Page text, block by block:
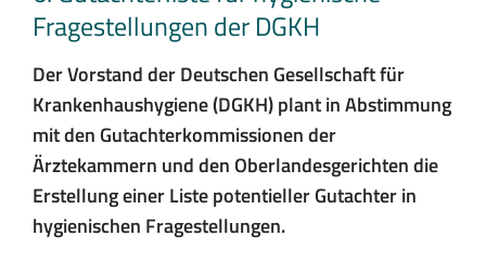
Fragestellungen der DGKH
Der Vorstand der Deutschen Gesellschaft für
Krankenhaushygiene (DGKH) plant in Abstimmung
mit den Gutachterkommissionen der
Ärztekammern und den Oberlandesgerichten die
Erstellung einer Liste potentieller Gutachter in
hygienischen Fragestellungen.